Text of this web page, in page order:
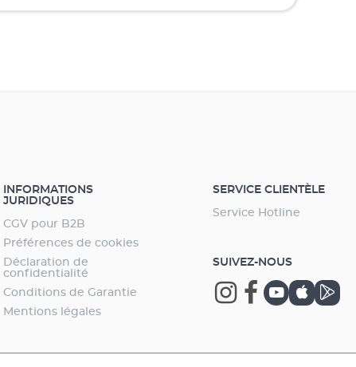
INFORMATIONS
JURIDIQUES
CGV pour B2B
Préférences de cookies
Déclaration de
confidentialité
Conditions de Garantie
Mentions légales
SERVICE CLIENTÈLE
Service Hotline
SUIVEZ-NOUS